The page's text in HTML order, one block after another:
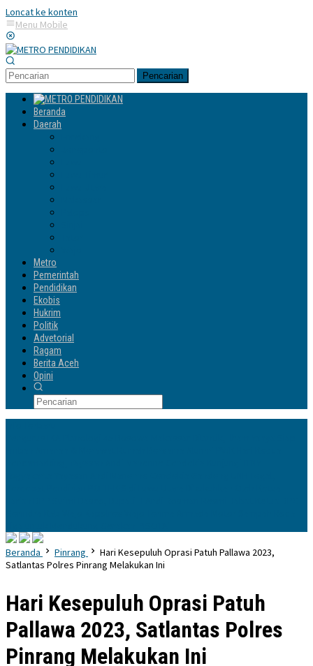
Loncat ke konten
Menu Mobile
Pencarian
Beranda
Daerah
Metro
Pemerintah
Pendidikan
Ekobis
Hukrim
Politik
Advetorial
Ragam
Berita Aceh
Opini
Beranda Pinrang
Hari Kesepuluh Oprasi Patuh Pallawa 2023,
Satlantas Polres Pinrang Melakukan Ini
Hari Kesepuluh Oprasi Patuh
Pallawa 2023, Satlantas Polres
Pinrang Melakukan Ini